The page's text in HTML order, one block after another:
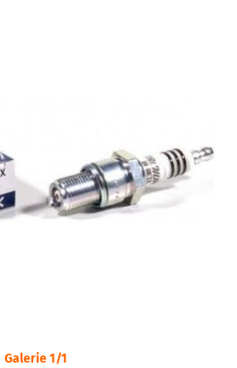
Galerie 1/1